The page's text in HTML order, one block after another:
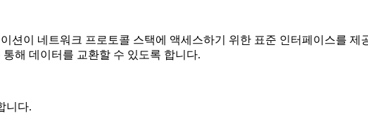
션이 네트워크 프로토콜 스택에 액세스하기 위한 표준 인터페이스를 제
해 데이터를 교환할 수 있도록 합니다.
니다.